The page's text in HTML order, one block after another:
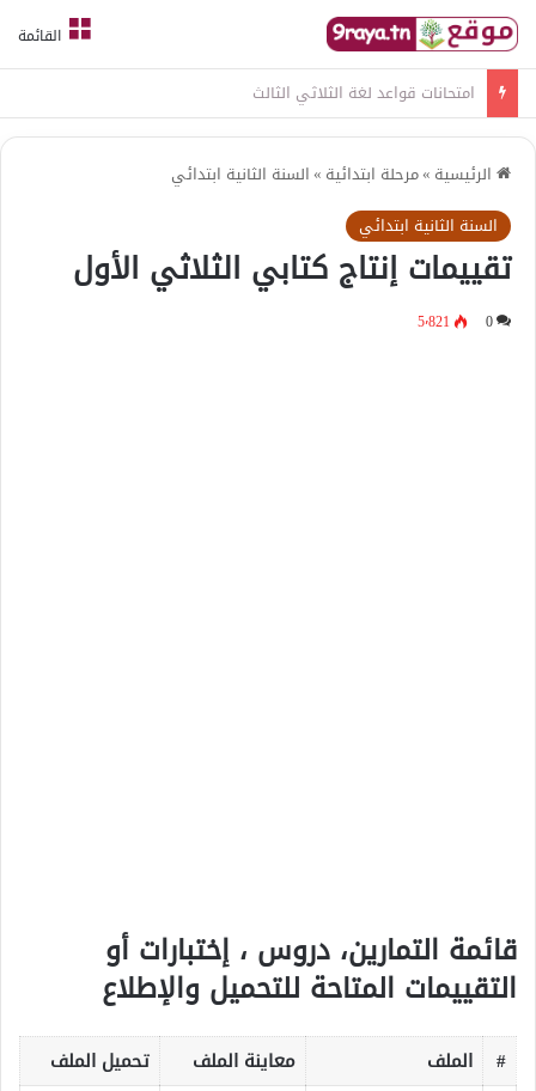
القائمة
امتحانات قواعد لغة الثلاثي الثالث
الرئيسية »مرحلة ابتدائية »السنة الثانية ابتدائي
السنة الثانية ابتدائي
تقييمات إنتاج كتابي الثلاثي الأول
0 5٬821
قائمة التمارين، دروس ، إختبارات أو
التقييمات المتاحة للتحميل والإطلاع
# الملف معاينة الملف
تحميل الملف